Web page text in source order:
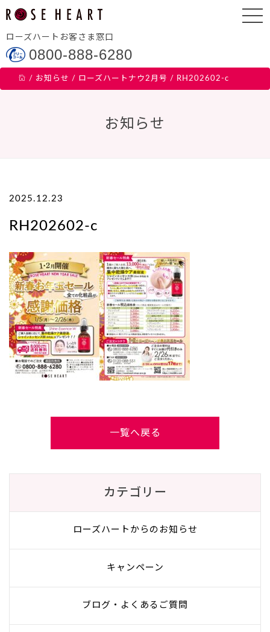
ローズハートお客さま窓口
0800-888-6280
/ お知らせ / ローズハートナウ2月号 / RH202602-c
お知らせ
2025.12.23
RH202602-c
一覧へ戻る
カテゴリー
ローズハートからのお知らせ
キャンペーン
ブログ・よくあるご質問